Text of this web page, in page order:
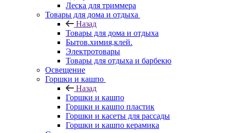
Леска для триммера
Товары для дома и отдыха
Назад
Товары для дома и отдыха
Бытов.химия,клей.
Электротовары
Товары для отдыха и барбекю
Освещение
Горшки и кашпо
Назад
Горшки и кашпо
Горшки и кашпо пластик
Горшки и касеты для рассады
Горшки и кашпо керамика